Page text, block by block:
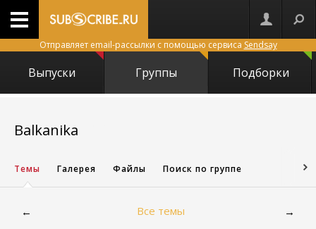
Отправляет email-рассылки с помощью сервиса Sendsay
Выпуски Группы Подборки
Balkanika
Темы Галерея Файлы Поиск по группе
← Все темы →